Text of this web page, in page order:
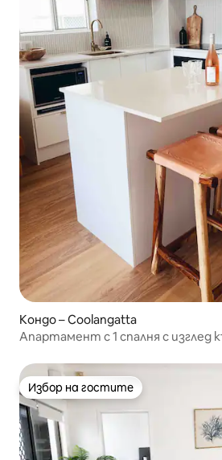
Кондо – Coolangatta
Апартамент с 1 спалня с изглед
Избор на гостите
Избор на гостите